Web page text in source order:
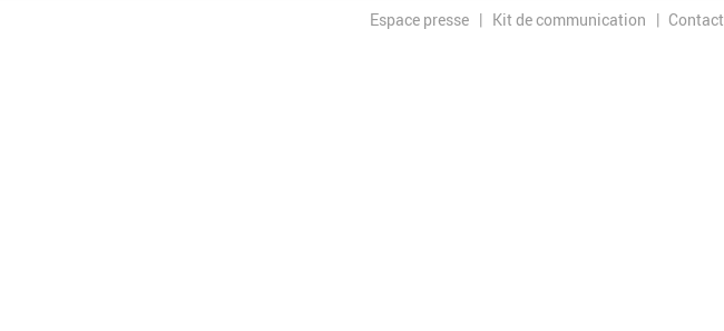
Espace presse Kit de communication Contact